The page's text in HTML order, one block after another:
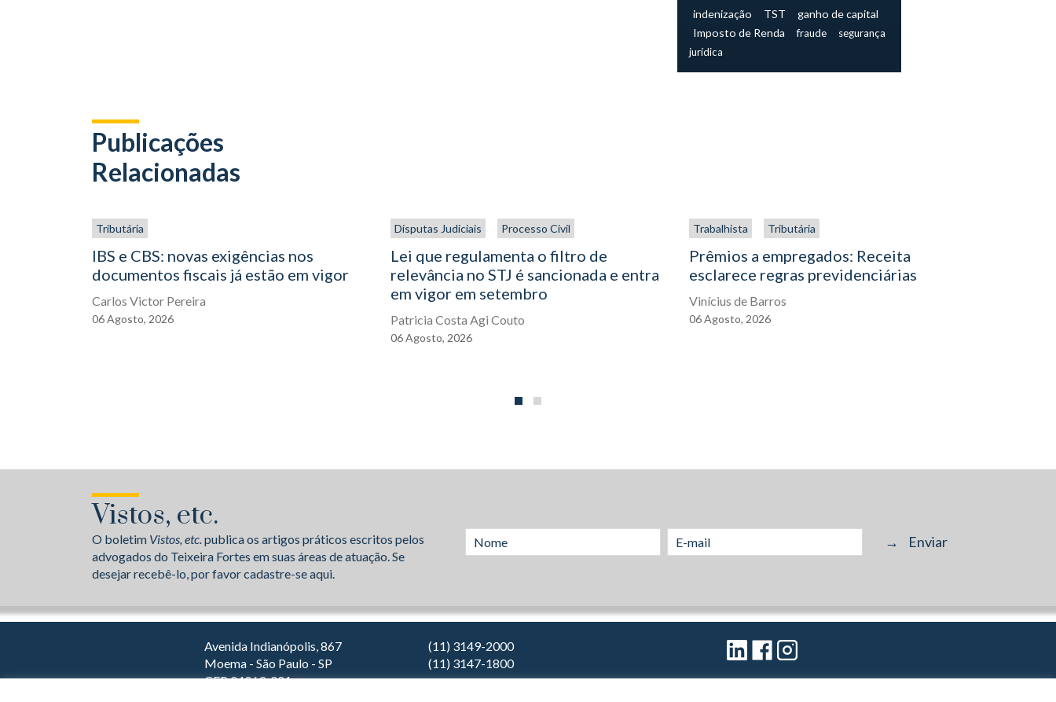
indenização
TST
ganho de capital
Imposto de Renda
fraude
segurança
jurídica
Publicações
Relacionadas
Tributária
IBS e CBS: novas exigências nos
documentos fiscais já estão em vigor
Carlos Victor Pereira
06Agosto, 2026
Disputas Judiciais Processo Civil
Lei que regulamenta o filtro de
relevância no STJ é sancionada e entra
em vigor em setembro
Patricia Costa Agi Couto
06Agosto, 2026
Trabalhista Tributária
Prêmios a empregados: Receita
esclarece regras previdenciárias
Vinícius de Barros
06Agosto, 2026
Vistos, etc.
O boletim Vistos, etc.publica os artigos práticos escritos pelos
advogados do Teixeira Fortes em suas áreas de atuação. Se
desejar recebê-lo, por favor cadastre-se aqui.
Avenida Indianópolis, 867
Moema - São Paulo - SP
CEP 04063-001
(11) 3149-2000
(11) 3147-1800